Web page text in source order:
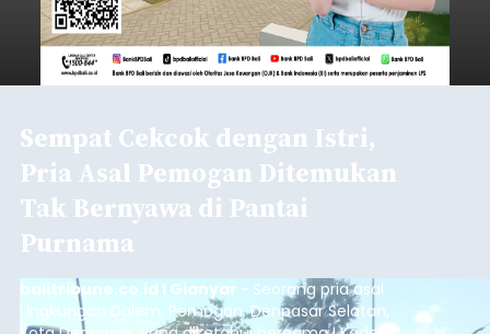
Sempat Cekcok dengan Istri,
Pria Asal Pemogan Ditemukan
Tak Bernyawa di Pantai
Purnama
balitribune.co.id I Gianyar - Seorang pria asal
Lingkungan Dalem, Pemogan, Denpasar Selatan,